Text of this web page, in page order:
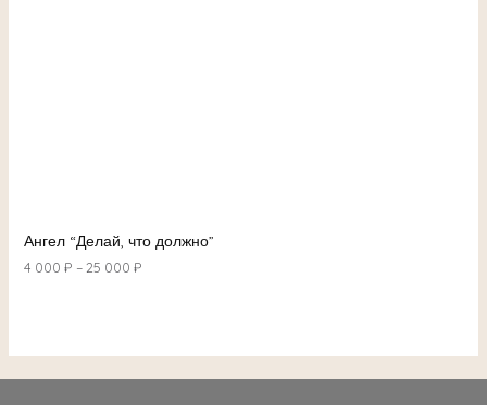
Ангел “Делай, что должно”
4 000 ₽ –25 000 ₽